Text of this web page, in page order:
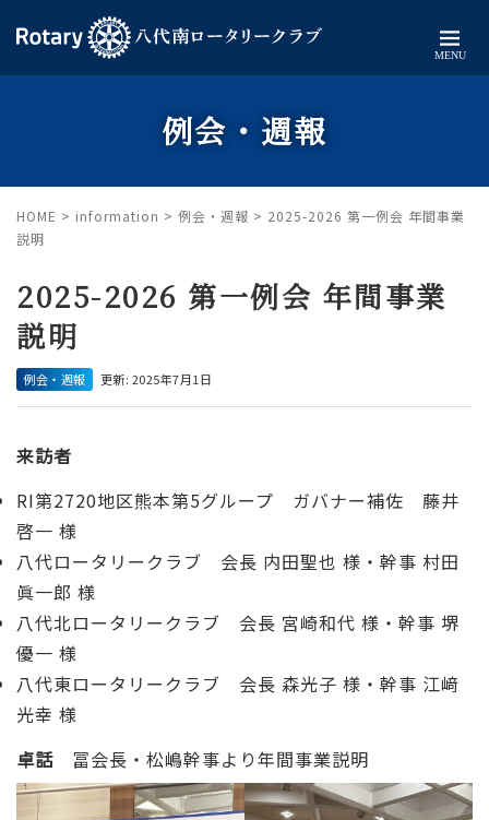
MENU
例会・週報
HOME > information > 例会・週報 > 2025-2026 第一例会 年間事業
説明
2025-2026 第一例会 年間事業
説明
例会・週報 更新: 2025年7月1日
来訪者
RI第2720地区熊本第5グループ ガバナー補佐 藤井
啓一 様
八代ロータリークラブ 会長 内田聖也 様・幹事 村田
眞一郎 様
八代北ロータリークラブ 会長 宮崎和代 様・幹事 堺
優一 様
八代東ロータリークラブ 会長 森光子 様・幹事 江﨑
光幸 様
卓話 冨会長・松嶋幹事より年間事業説明